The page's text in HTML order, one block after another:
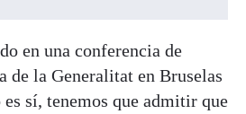
en una conferencia de
de la Generalitat en Bruselas
sí, tenemos que admitir que